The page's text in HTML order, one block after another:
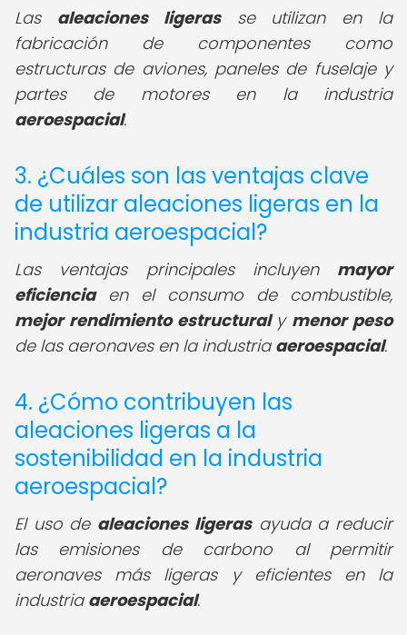
Las aleaciones ligerasse utilizan en la
fabricación de componentes como
estructuras de aviones, paneles de fuselaje y
partes de motores en la industria
aeroespacial.
3. ¿Cuáles son las ventajas clave
de utilizar aleaciones ligeras en la
industria aeroespacial?
Las ventajas principales incluyen mayor
eficienciaen el consumo de combustible,
mejor rendimiento estructuraly menor peso
de las aeronaves en la industria aeroespacial.
4. ¿Cómo contribuyen las
aleaciones ligeras a la
sostenibilidad en la industria
aeroespacial?
El uso de aleaciones ligerasayuda a reducir
las emisiones de carbono al permitir
aeronaves más ligeras y eficientes en la
industria aeroespacial.